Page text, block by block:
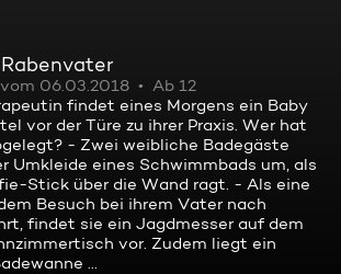
06.03.2018
Ab 12
findet eines Morgens ein Baby
vor der Türe zu ihrer Praxis. Wer hat
- Zwei weibliche Badegäste
Umkleide eines Schwimmbads um, als
Stick über die Wand ragt. - Als eine
Besuch bei ihrem Vater nach
findet sie ein Jagdmesser auf dem
vor. Zudem liegt ein
...